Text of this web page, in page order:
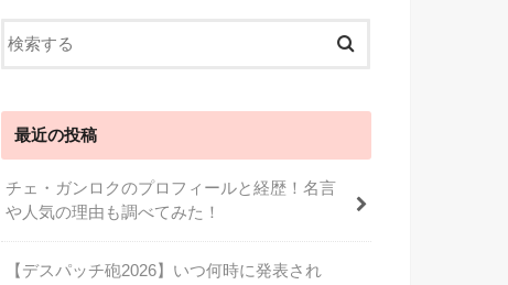
最近の投稿
チェ・ガンロクのプロフィールと経歴！名言
や人気の理由も調べてみた！
【デスパッチ砲2026】いつ何時に発表され